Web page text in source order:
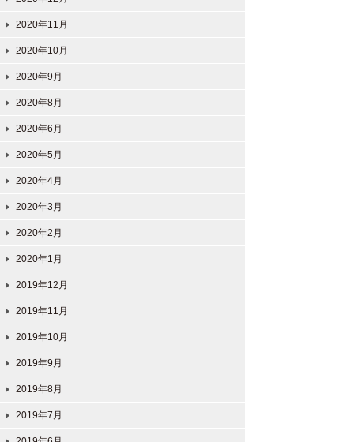
2020年11月
2020年10月
2020年9月
2020年8月
2020年6月
2020年5月
2020年4月
2020年3月
2020年2月
2020年1月
2019年12月
2019年11月
2019年10月
2019年9月
2019年8月
2019年7月